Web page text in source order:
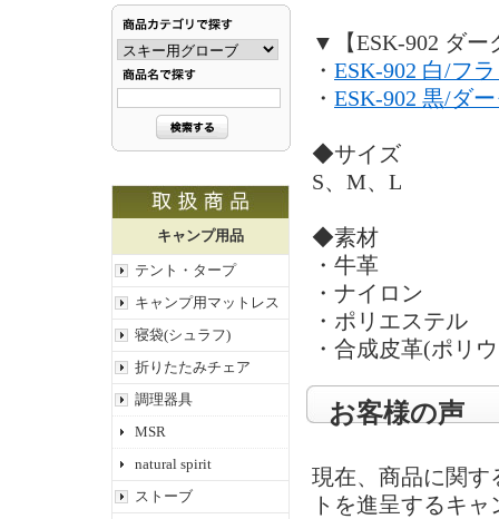
キャンプ用品
テント・タープ
キャンプ用マットレス
寝袋(シュラフ)
折りたたみチェア
調理器具
MSR
natural spirit
ストーブ
▼【ESK-902 ダー
・ ESK-902 白/フ
・ ESK-902 黒/ダ
◆サイズ
S、M、L
◆素材
・牛革
・ナイロン
・ポリエステル
・合成皮革(ポリ
お客様の声
現在、商品に関す
トを進呈するキ